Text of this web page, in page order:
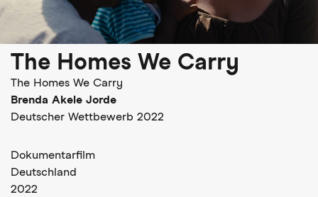
The Homes We Carry
The Homes We Carry
Brenda Akele Jorde
Deutscher Wettbewerb 2022
Dokumentarfilm
Deutschland
2022